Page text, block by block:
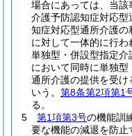
場合にあっては、当
介護予防認知症対応
知症対応型通所介護
に対して一体的に行
単独型・併設型指定
において同時に単独
通所介護の提供を受
いう。 第8条第2項第1
る。
5
第1項第3号の機能訓
要な機能の減退を防